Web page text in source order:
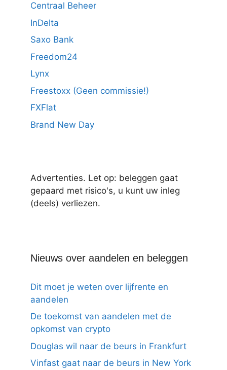
Centraal Beheer
InDelta
Saxo Bank
Freedom24
Lynx
Freestoxx (Geen commissie!)
FXFlat
Brand New Day
Advertenties. Let op: beleggen gaat
gepaard met risico's, u kunt uw inleg
(deels) verliezen.
Nieuws over aandelen en beleggen
Dit moet je weten over lijfrente en
aandelen
De toekomst van aandelen met de
opkomst van crypto
Douglas wil naar de beurs in Frankfurt
Vinfast gaat naar de beurs in New York